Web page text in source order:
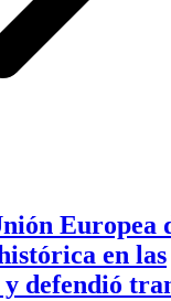
Europea
en las
defendió